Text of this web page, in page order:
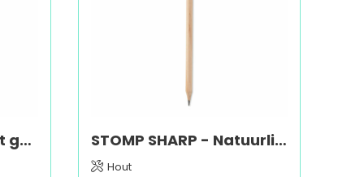
STOMP - Potlood met gum STOMP SHARP - Natuurlijk potlood met gum
Hout